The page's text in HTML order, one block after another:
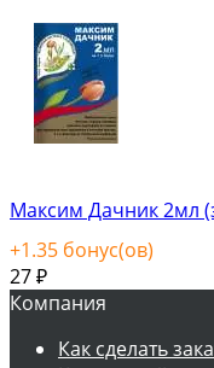
Максим Дачник 2мл
+1.35 бонус(ов)
27 ₽
Компания
Как сделать